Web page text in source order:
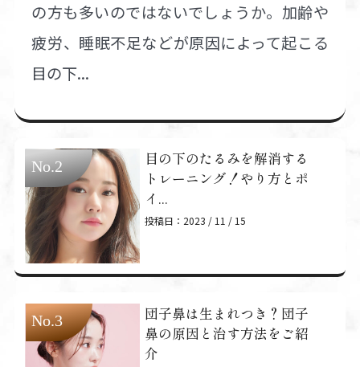
の方も多いのではないでしょうか。加齢や
疲労、睡眠不足などが原因によって起こる
目の下...
目の下のたるみを解消する
トレーニング！やり方とポ
イ...
投稿日：2023 / 11 / 15
団子鼻は生まれつき？団子
鼻の原因と治す方法をご紹
介